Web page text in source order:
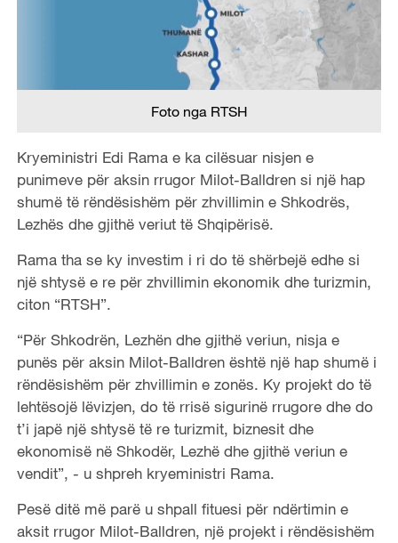
Foto nga RTSH
Kryeministri Edi Rama e ka cilësuar nisjen e
punimeve për aksin rrugor Milot-Balldren si një hap
shumë të rëndësishëm për zhvillimin e Shkodrës,
Lezhës dhe gjithë veriut të Shqipërisë.
Rama tha se ky investim i ri do të shërbejë edhe si
një shtysë e re për zhvillimin ekonomik dhe turizmin,
citon “RTSH”.
“Për Shkodrën, Lezhën dhe gjithë veriun, nisja e
punës për aksin Milot-Balldren është një hap shumë i
rëndësishëm për zhvillimin e zonës. Ky projekt do të
lehtësojë lëvizjen, do të rrisë sigurinë rrugore dhe do
t’i japë një shtysë të re turizmit, biznesit dhe
ekonomisë në Shkodër, Lezhë dhe gjithë veriun e
vendit”, - u shpreh kryeministri Rama.
Pesë ditë më parë u shpall fituesi për ndërtimin e
aksit rrugor Milot-Balldren, një projekt i rëndësishëm